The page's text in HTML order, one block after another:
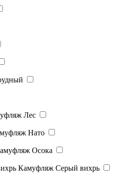
Лес
Нато
Осока
Камуфляж Серый вихрь